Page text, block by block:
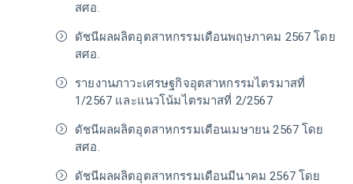
สศอ.
ดัชนีผลผลิตอุตสาหกรรมเดือนพฤษภาคม 2567 โดย
สศอ.
รายงานภาวะเศรษฐกิจอุตสาหกรรมไตรมาสที่
1/2567 และแนวโน้มไตรมาสที่ 2/2567
ดัชนีผลผลิตอุตสาหกรรมเดือนเมษายน 2567 โดย
สศอ.
ดัชนีผลผลิตอุตสาหกรรมเดือนมีนาคม 2567 โดย